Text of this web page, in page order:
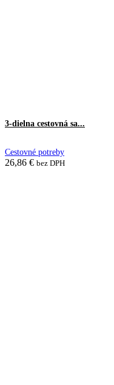
3-dielna cestovná sa...
Cestovné potreby
26,86 € bez DPH